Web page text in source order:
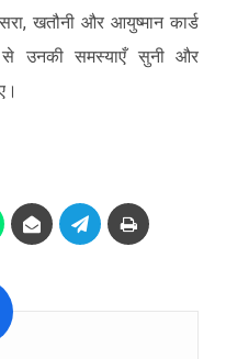
खतौनी और आयुष्मान कार्ड
से उनकी समस्याएँ सुनी और